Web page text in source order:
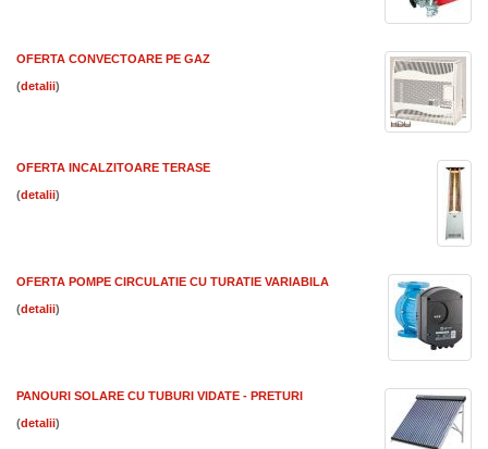
OFERTA CONVECTOARE PE GAZ
( )
OFERTA INCALZITOARE TERASE
( )
OFERTA POMPE CIRCULATIE CU TURATIE VARIABILA
( )
PANOURI SOLARE CU TUBURI VIDATE - PRETURI
( )